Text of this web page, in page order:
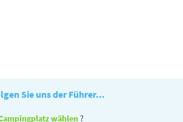
Sie uns der Führer...
wählen?